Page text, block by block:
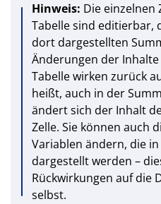
Hinweis: Die einzelnen
Tabelle sind editierbar,
dort dargestellten
Änderungen der
Tabelle wirken zurück
heißt, auch in der
ändert sich der Inhalt
Zelle. Sie können auch
Variablen ändern, die
dargestellt werden –
Rückwirkungen auf die
selbst.